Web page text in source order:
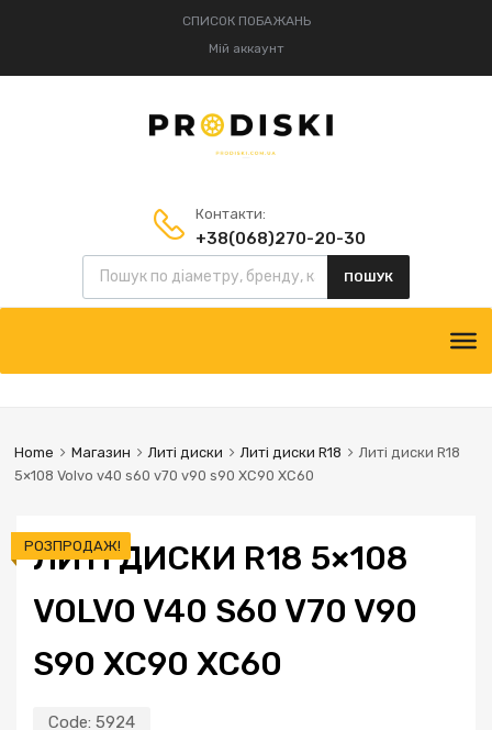
СПИСОК ПОБАЖАНЬ
Мій аккаунт
Контакти:
+38(068)270-20-30
+38(095)834-52-75
ПОШУК
Home Магазин Литі диски Литі диски R18
Литі диски R18
5×108 Volvo v40 s60 v70 v90 s90 XC90 XC60
ЛИТІ ДИСКИ R18 5×108
VOLVO V40 S60 V70 V90
S90 XC90 XC60
Code: 5924
РОЗПРОДАЖ!